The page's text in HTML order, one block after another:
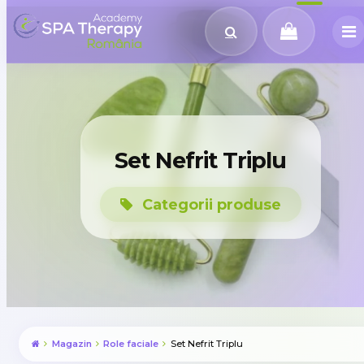
Set Nefrit Triplu
Categorii produse
Magazin Role faciale Set Nefrit Triplu